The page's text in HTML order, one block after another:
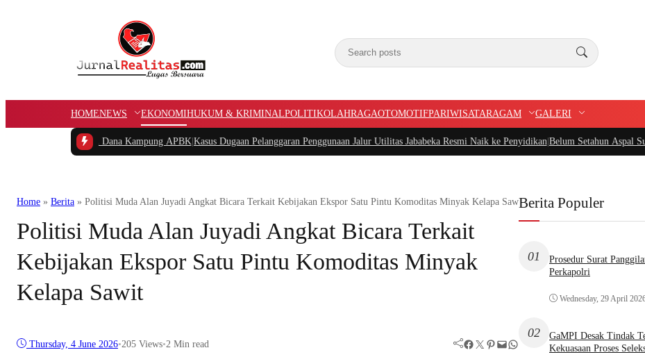
HOMENEWS EKONOMIHUKUM & KRIMINALPOLITIKOLAHRAGAOTOMOTIFPARIWISATARAGAM GALERI
Dana Kampung APBK|Kasus Dugaan Pelanggaran Penggunaan Jalur Utilitas Jababeka Resmi Naik ke Penyidikan|Belum Setahun Aspal Sudah Rusak,
Home » Berita » Politisi Muda Alan Juyadi Angkat Bicara Terkait Kebijakan Ekspor Satu Pintu Komoditas Minyak Kelapa Sawit
Politisi Muda Alan Juyadi Angkat Bicara Terkait
Kebijakan Ekspor Satu Pintu Komoditas Minyak
Kelapa Sawit
Thursday, 4 June 2026•205 Views•2 Min read Facebook Twitter Pinterest Mail WhatsApp
Berita Populer
01
Prosedur Surat
Perkapolri
Wednesday, 29 April
02
GaMPI Desak Tindak
Kekuasaan Proses